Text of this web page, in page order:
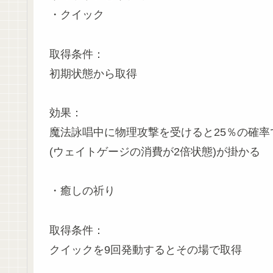
・クイック
取得条件：
初期状態から取得
効果：
魔法詠唱中に物理攻撃を受けると25％の確
(ウェイトゲージの消費が2倍状態)が掛かる
・癒しの祈り
取得条件：
クイックを9回発動するとその場で取得